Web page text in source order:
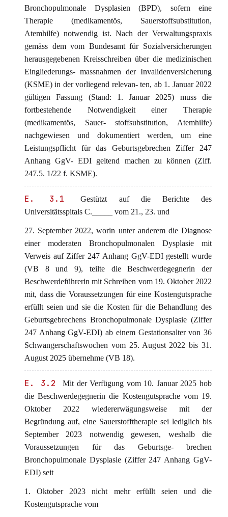
Bronchopulmonale Dysplasien (BPD), sofern eine
Therapie (medikamentös, Sauerstoffsubstitution,
Atemhilfe) notwendig ist. Nach der Verwaltungspraxis
gemäss dem vom Bundesamt für Sozialversicherungen
herausgegebenen Kreisschreiben über die medizinischen
Eingliederungs- massnahmen der Invalidenversicherung
(KSME) in der vorliegend relevan- ten, ab 1. Januar 2022
gültigen Fassung (Stand: 1. Januar 2025) muss die
fortbestehende Notwendigkeit einer Therapie
(medikamentös, Sauer- stoffsubstitution, Atemhilfe)
nachgewiesen und dokumentiert werden, um eine
Leistungspflicht für das Geburtsgebrechen Ziffer 247
Anhang GgV- EDI geltend machen zu können (Ziff.
247.5. 1/22 f. KSME).
E. 3.1
Gestützt auf die Berichte des
Universitätsspitals C._____ vom 21., 23. und
27. September 2022, worin unter anderem die Diagnose
einer moderaten Bronchopulmonalen Dysplasie mit
Verweis auf Ziffer 247 Anhang GgV-EDI gestellt wurde
(VB 8 und 9), teilte die Beschwerdegegnerin der
Beschwerdeführerin mit Schreiben vom 19. Oktober 2022
mit, dass die Voraussetzungen für eine Kostengutsprache
erfüllt seien und sie die Kosten für die Behandlung des
Geburtsgebrechens Bronchopulmonale Dysplasie (Ziffer
247 Anhang GgV-EDI) ab einem Gestationsalter von 36
Schwangerschaftswochen vom 25. August 2022 bis 31.
August 2025 übernehme (VB 18).
E. 3.2
Mit der Verfügung vom 10. Januar 2025 hob
die Beschwerdegegnerin die Kostengutsprache vom 19.
Oktober 2022 wiedererwägungsweise mit der
Begründung auf, eine Sauerstofftherapie sei lediglich bis
September 2023 notwendig gewesen, weshalb die
Voraussetzungen für das Geburtsge- brechen
Bronchopulmonale Dysplasie (Ziffer 247 Anhang GgV-
EDI) seit
1. Oktober 2023 nicht mehr erfüllt seien und die
Kostengutsprache vom